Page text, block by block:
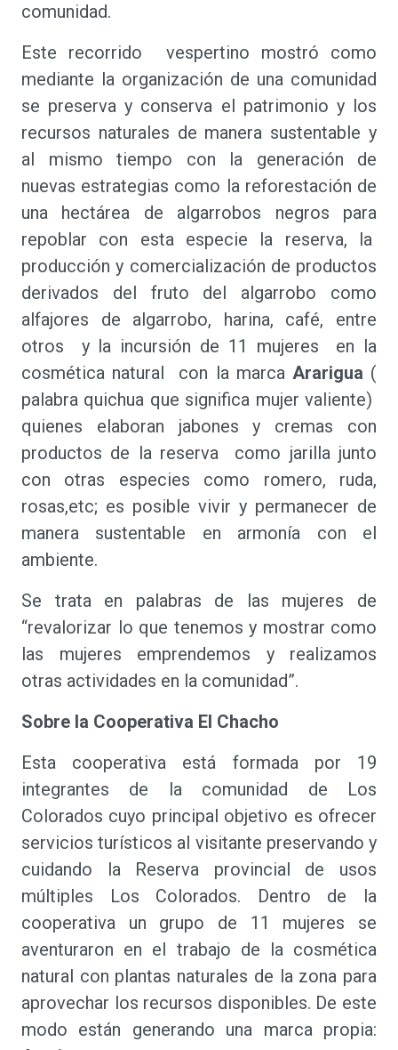
comunidad.
Este recorrido vespertino mostró como
mediante la organización de una comunidad
se preserva y conserva el patrimonio y los
recursos naturales de manera sustentable y
al mismo tiempo con la generación de
nuevas estrategias como la reforestación de
una hectárea de algarrobos negros para
repoblar con esta especie la reserva, la
producción y comercialización de productos
derivados del fruto del algarrobo como
alfajores de algarrobo, harina, café, entre
otros y la incursión de 11 mujeres en la
cosmética natural con la marca Ararigua (
palabra quichua que significa mujer valiente)
quienes elaboran jabones y cremas con
productos de la reserva como jarilla junto
con otras especies como romero, ruda,
rosas,etc; es posible vivir y permanecer de
manera sustentable en armonía con el
ambiente.
Se trata en palabras de las mujeres de
“revalorizar lo que tenemos y mostrar como
las mujeres emprendemos y realizamos
otras actividades en la comunidad”.
Sobre la Cooperativa El Chacho
Esta cooperativa está formada por 19
integrantes de la comunidad de Los
Colorados cuyo principal objetivo es ofrecer
servicios turísticos al visitante preservando y
cuidando la Reserva provincial de usos
múltiples Los Colorados. Dentro de la
cooperativa un grupo de 11 mujeres se
aventuraron en el trabajo de la cosmética
natural con plantas naturales de la zona para
aprovechar los recursos disponibles. De este
modo están generando una marca propia: